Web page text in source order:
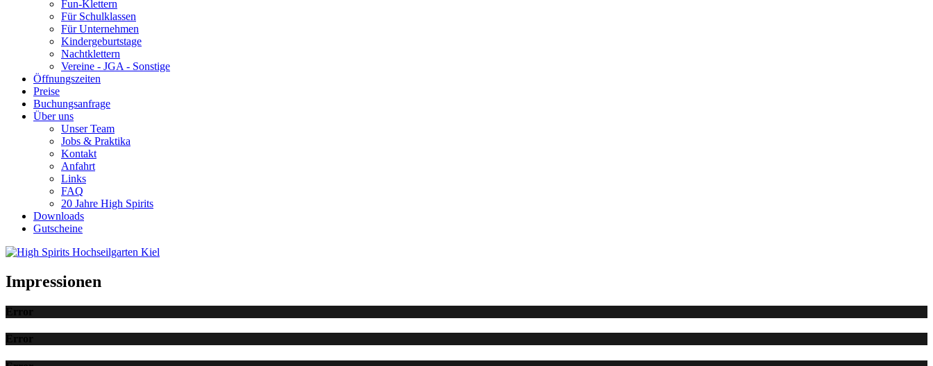
Fun-Klettern
Für Schulklassen
Für Unternehmen
Kindergeburtstage
Nachtklettern
Vereine - JGA - Sonstige
Öffnungszeiten
Preise
Buchungsanfrage
Über uns
Unser Team
Jobs & Praktika
Kontakt
Anfahrt
Links
FAQ
20 Jahre High Spirits
Downloads
Gutscheine
Impressionen
Error
Error